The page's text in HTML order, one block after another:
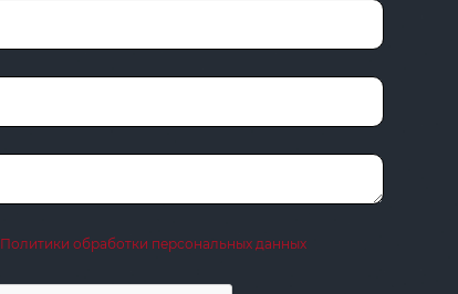
Политики обработки персональных данных